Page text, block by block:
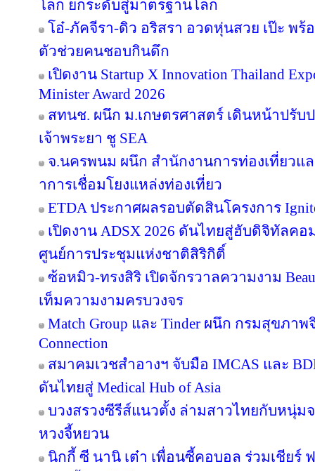
โลก ยกระดับสู่มาตรฐานโลก
โอ๋-ภัคจีรา-ดิว อริสรา อวดหุ่นสวย เป๊ะ พร้
ตัวช่วยคนชอบกินดึก
เปิดงาน Startup X Innovation Thailand
Minister Award 2026
สทนช. ผนึก ม.เกษตรศาสตร์ เดินหน้าปรั
เจ้าพระยา ชู SEA
จ.นครพนม ผนึก สำนักงานการท่องเที่ยวแ
าการเชื่อมโยงแหล่งท่องเที่ยว
ETDA ประกาศผลรอบตัดสินโครงการ
เปิดงาน ADSX 2026 ดันไทยสู่ฮับดิจิทัลคอ
ศูนย์การประชุมแห่งชาติสิริกิติ์
ซ้อหมิว-ทรงสิริ เปิดจักรวาลความงาม
เท็มความงามครบวงจร
Match Group และ Tinder ผนึก กรมสุขภา
Connection
สมาคมเวชสำอางฯ จับมือ IMCAS และ
ดันไทยสู่ Medical Hub of Asia
บวงสรวงซีรีส์แนวตั้ง ล่ามสาวไทยกับหนุ่ม
หวงจี้หยวน
นิกกี้ ซี นานิ เต๋า เพื่อนซี้คอบอล ร่วมเชียร์